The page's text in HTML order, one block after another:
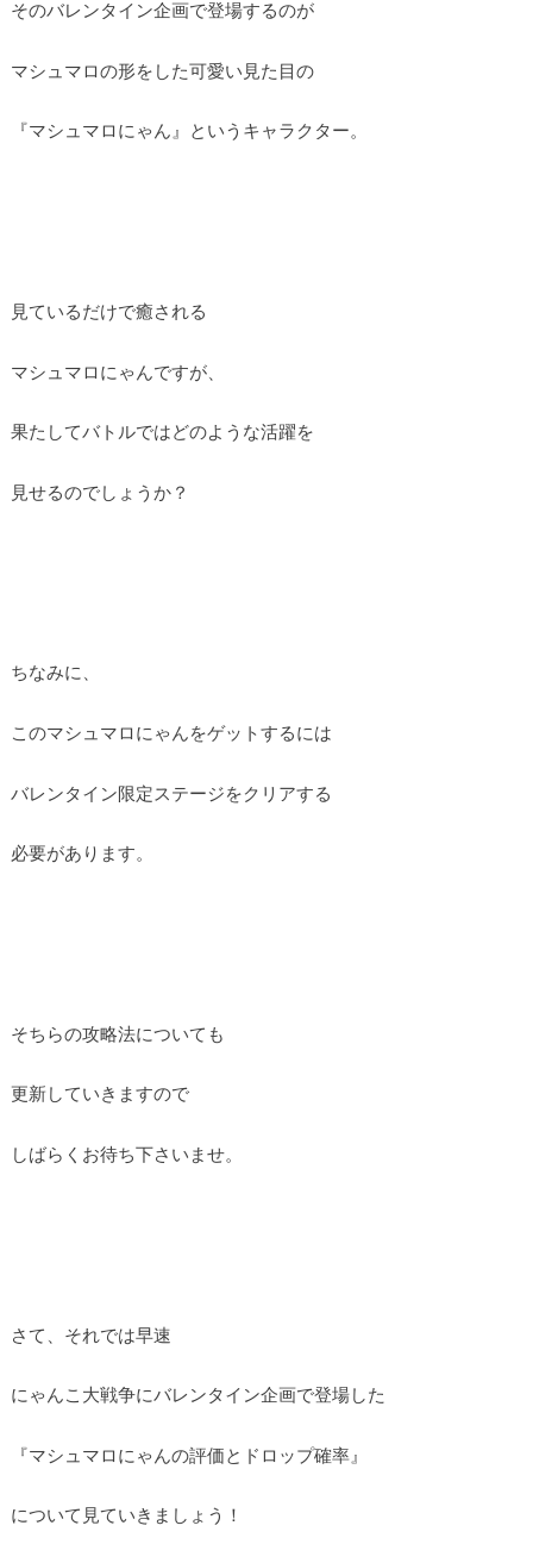
そのバレンタイン企画で登場するのが
マシュマロの形をした可愛い見た目の
『マシュマロにゃん』というキャラクター。
見ているだけで癒される
マシュマロにゃんですが、
果たしてバトルではどのような活躍を
見せるのでしょうか？
ちなみに、
このマシュマロにゃんをゲットするには
バレンタイン限定ステージをクリアする
必要があります。
そちらの攻略法についても
更新していきますので
しばらくお待ち下さいませ。
さて、それでは早速
にゃんこ大戦争にバレンタイン企画で登場した
『マシュマロにゃんの評価とドロップ確率』
について見ていきましょう！